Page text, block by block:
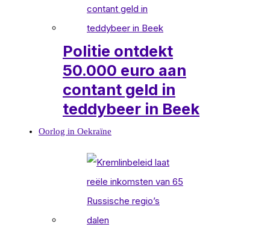
Politie ontdekt
50.000 euro aan
contant geld in
teddybeer in Beek
Oorlog in Oekraïne